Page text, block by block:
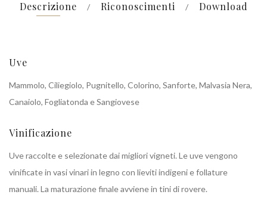
Descrizione Riconoscimenti Download
Uve
Mammolo, Ciliegiolo, Pugnitello, Colorino, Sanforte, Malvasia Nera,
Canaiolo, Fogliatonda e Sangiovese
Vinificazione
Uve raccolte e selezionate dai migliori vigneti. Le uve vengono
vinificate in vasi vinari in legno con lieviti indigeni e follature
manuali. La maturazione finale avviene in tini di rovere.